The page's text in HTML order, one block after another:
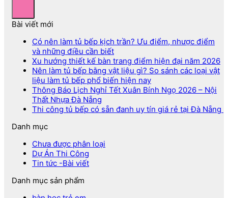
Bài viết mới
Có nên làm tủ bếp kịch trần? Ưu điểm, nhược điểm
và những điều cần biết
Xu hướng thiết kế bàn trang điểm hiện đại năm 2026
Nên làm tủ bếp bằng vật liệu gì? So sánh các loại vật
liệu làm tủ bếp phổ biến hiện nay
Thông Báo Lịch Nghỉ Tết Xuân Bính Ngọ 2026 – Nội
Thất Nhựa Đà Nẵng
Thi công tủ bếp có sẵn đanh uy tín giá rẻ tại Đà Nẵng
Danh mục
Chưa được phân loại
Dự Án Thi Công
Tin tức -Bài viết
Danh mục sản phẩm